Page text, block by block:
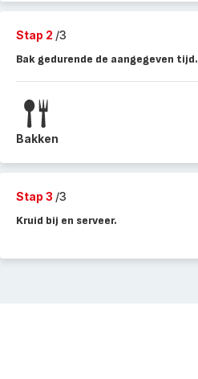
Stap 2 /3
Bak gedurende de aangegeven tijd.
Bakken
Stap 3 /3
Kruid bij en serveer.